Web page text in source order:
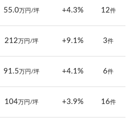
55.0万円/坪 +4.3% 12件
212万円/坪 +9.1% 3件
91.5万円/坪 +4.1% 6件
104万円/坪 +3.9% 16件